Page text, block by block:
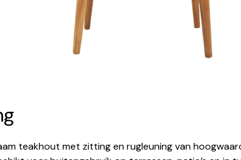
teakhout met zitting en rugleuning van